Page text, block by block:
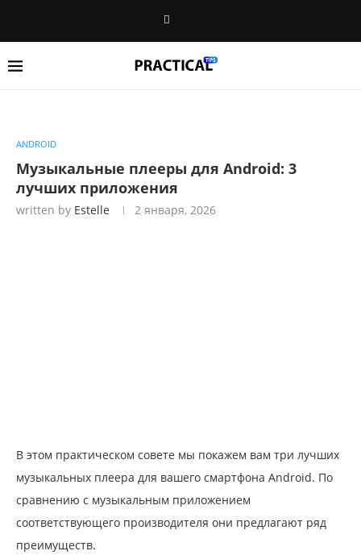
ANDROID
Музыкальные плееры для Android: 3
лучших приложения
written by Estelle 2 января, 2026
В этом практическом совете мы покажем вам три лучших
музыкальных плеера для вашего смартфона Android. По
сравнению с музыкальным приложением
соответствующего производителя они предлагают ряд
преимуществ.